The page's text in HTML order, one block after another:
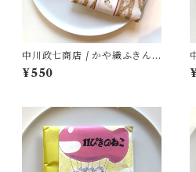
中川政七商店 / かや織ふきん (
イイダ傘店 その１ )
¥550